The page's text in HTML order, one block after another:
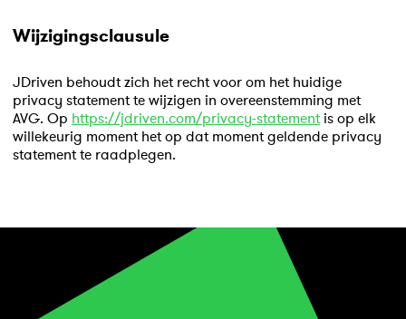
Wijzigingsclausule
JDriven behoudt zich het recht voor om het huidige
privacy statement te wijzigen in overeenstemming met
AVG. Op https://jdriven.com/privacy-statementis op elk
willekeurig moment het op dat moment geldende privacy
statement te raadplegen.